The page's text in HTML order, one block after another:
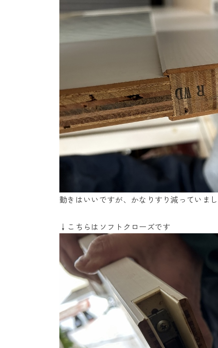
動きはいいですが、かなりすり減っていま
↓こちらはソフトクローズです